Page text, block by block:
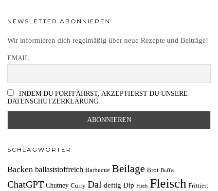
NEWSLETTER ABONNIEREN
Wir informieren dich regelmäßig über neue Rezepte und Beiträge!
EMAIL
INDEM DU FORTFÄHRST, AKZEPTIERST DU UNSERE
DATENSCHUTZERKLÄRUNG.
SCHLAGWÖRTER
Backen ballaststoffreich Barbecue Beilage Brot Buffet
ChatGPT Chutney Curry Dal deftig Dip Fisch Fleisch Frittiert